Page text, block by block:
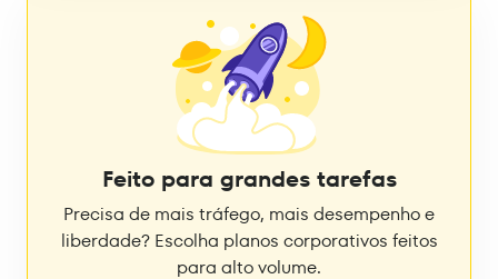
Feito para grandes tarefas
Precisa de mais tráfego, mais desempenho e
liberdade? Escolha planos corporativos feitos
para alto volume.